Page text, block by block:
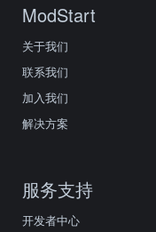
ModStart
关于我们
联系我们
加入我们
解决方案
服务支持
开发者中心